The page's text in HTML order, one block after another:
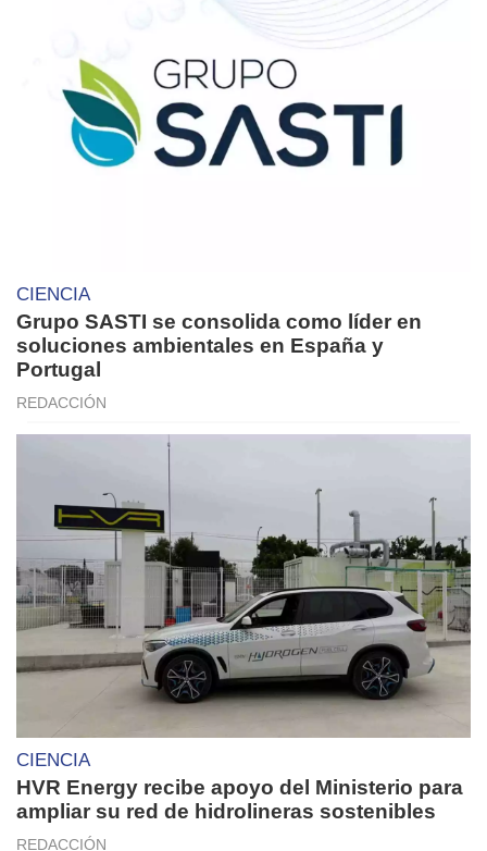
CIENCIA
Grupo SASTI se consolida como líder en
soluciones ambientales en España y
Portugal
REDACCIÓN
CIENCIA
HVR Energy recibe apoyo del Ministerio para
ampliar su red de hidrolineras sostenibles
REDACCIÓN